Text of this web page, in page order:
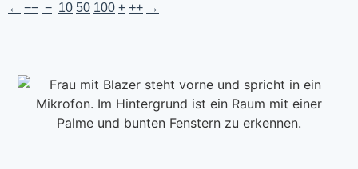
← −− − 10 50 100 + ++ →